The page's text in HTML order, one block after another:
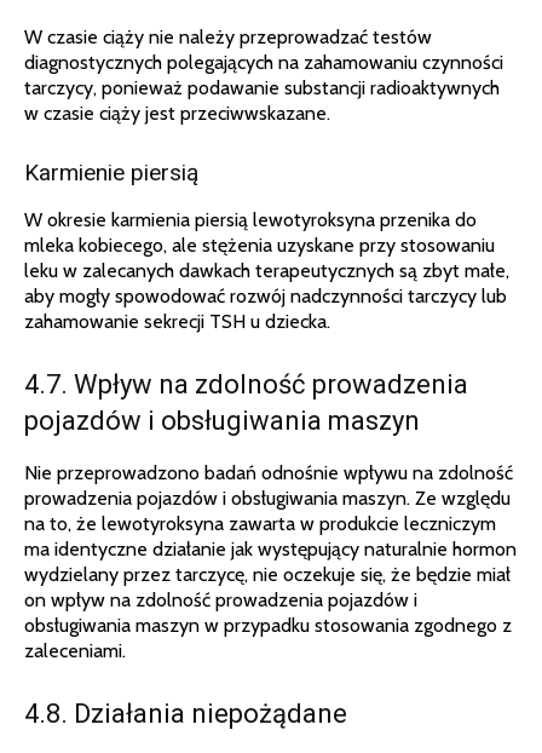
W czasie ciąży nie należy przeprowadzać testów
diagnostycznych polegających na zahamowaniu czynności
tarczycy, ponieważ podawanie substancji radioaktywnych
w czasie ciąży jest przeciwwskazane.
Karmienie piersią
W okresie karmienia piersią lewotyroksyna przenika do
mleka kobiecego, ale stężenia uzyskane przy stosowaniu
leku w zalecanych dawkach terapeutycznych są zbyt małe,
aby mogły spowodować rozwój nadczynności tarczycy lub
zahamowanie sekrecji TSH u dziecka.
4.7. Wpływ na zdolność prowadzenia
pojazdów i obsługiwania maszyn
Nie przeprowadzono badań odnośnie wpływu na zdolność
prowadzenia pojazdów i obsługiwania maszyn. Ze względu
na to, że lewotyroksyna zawarta w produkcie leczniczym
ma identyczne działanie jak występujący naturalnie hormon
wydzielany przez tarczycę, nie oczekuje się, że będzie miał
on wpływ na zdolność prowadzenia pojazdów i
obsługiwania maszyn w przypadku stosowania zgodnego z
zaleceniami.
4.8. Działania niepożądane